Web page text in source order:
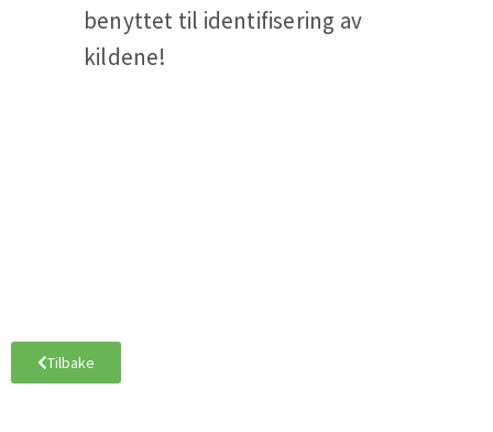
benyttet til identifisering av
kildene!
Tilbake